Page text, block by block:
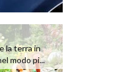
la terra in
modo pi...